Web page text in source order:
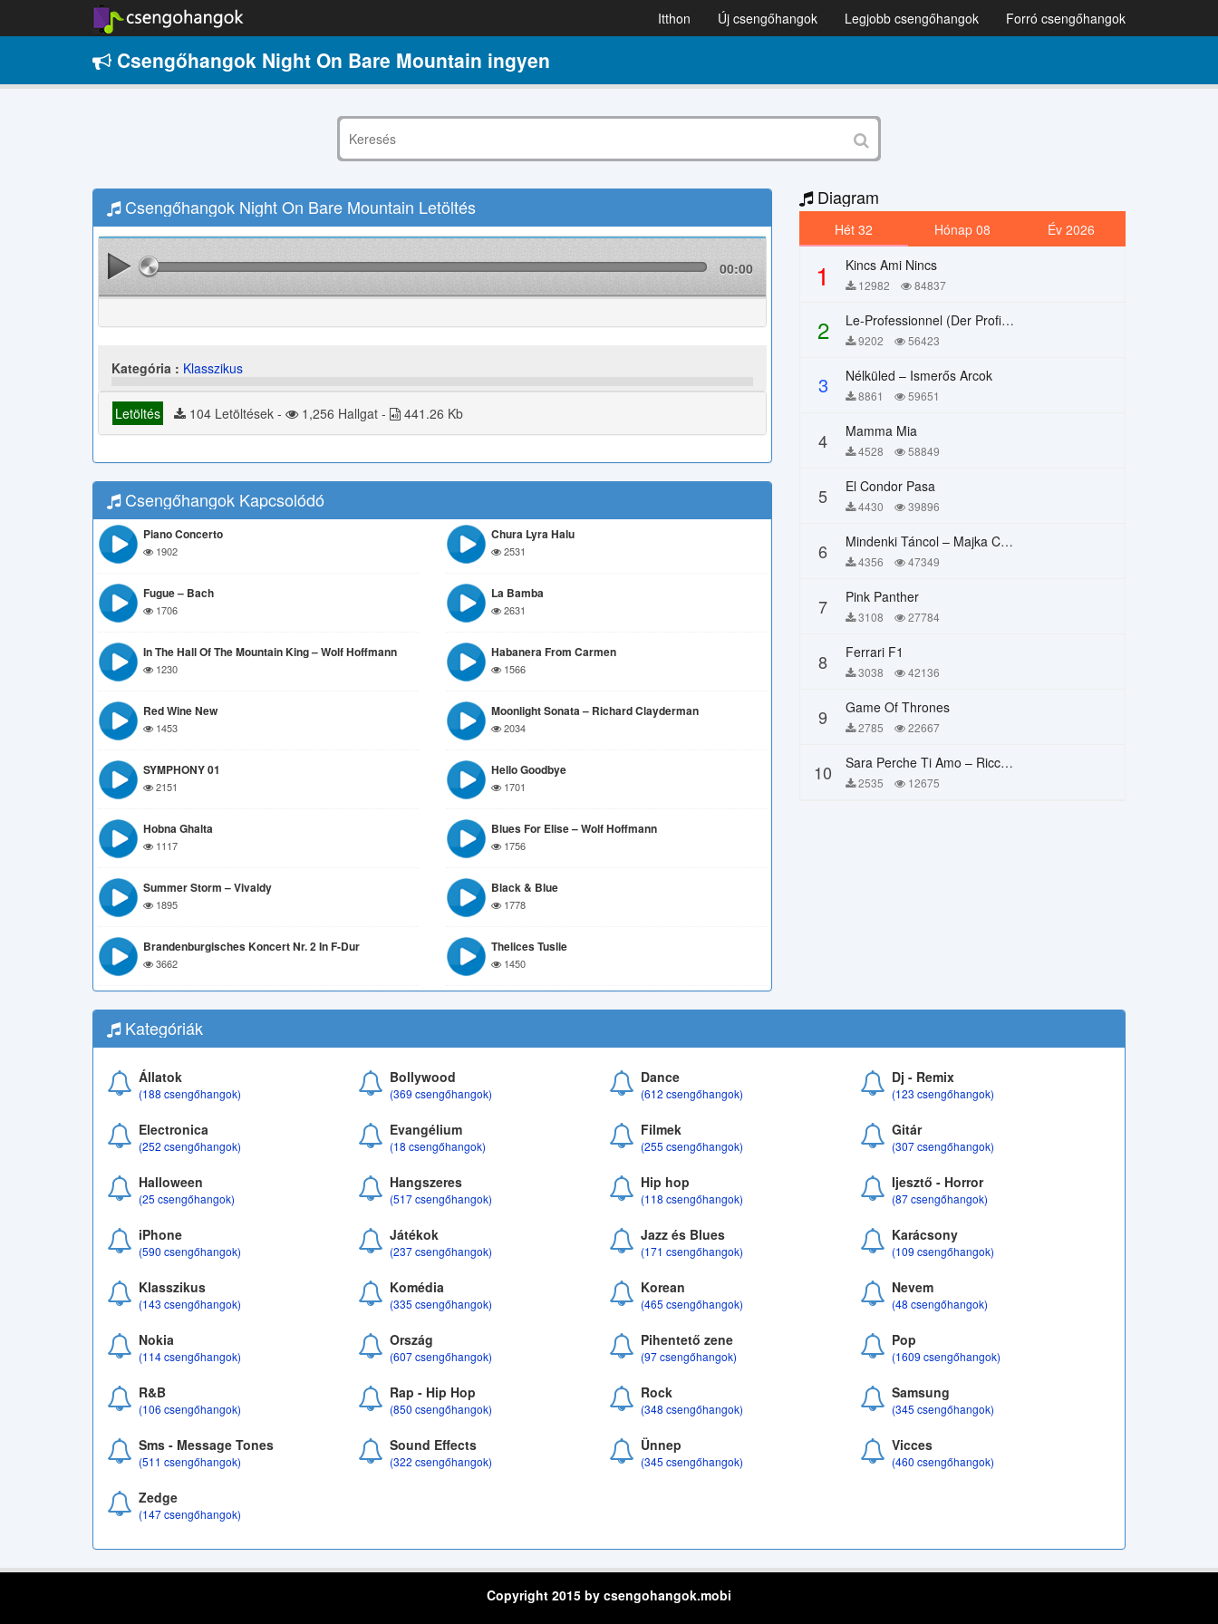
Itthon Új csengőhangok Legjobb csengőhangok Forró csengőhangok
Csengőhangok Night On Bare Mountain ingyen
Csengőhangok Night On Bare Mountain Letöltés
00:00
Kategória : Klasszikus
Letöltés 104 Letöltések - 1,256 Hallgat - 441.26 Kb
Csengőhangok Kapcsolódó
Piano Concerto
1902
Chura Lyra Halu
2531
Fugue – Bach
1706
La Bamba
2631
In The Hall Of The Mountain King – Wolf Hoffmann
1230
Habanera From Carmen
1566
Red Wine New
1453
Moonlight Sonata – Richard Clayderman
2034
SYMPHONY 01
2151
Hello Goodbye
1701
Hobna Ghalta
1117
Blues For Elise – Wolf Hoffmann
1756
Summer Storm – Vivaldy
1895
Black & Blue
1778
Brandenburgisches Koncert Nr. 2 In F-Dur
3662
Thelices Tuslie
1450
Diagram
Hét 32 Hónap 08 Év 2026
1 Kincs Ami Nincs
12982 84837
2 Le-Professionnel (Der Profi) – Chi Mai
9202 56423
3 Nélküled – Ismerős Arcok
8861 59651
4 Mamma Mia
4528 58849
5 El Condor Pasa
4430 39896
6 Mindenki Táncol – Majka Curtis, Péter Majoros
4356 47349
7 Pink Panther
3108 27784
8 Ferrari F1
3038 42136
9 Game Of Thrones
2785 22667
10 Sara Perche Ti Amo – Ricchi E Poveri
2535 12675
Kategóriák
Állatok
(188 csengőhangok)
Bollywood
(369 csengőhangok)
Dance
(612 csengőhangok)
Dj - Remix
(123 csengőhangok)
Electronica
(252 csengőhangok)
Evangélium
(18 csengőhangok)
Filmek
(255 csengőhangok)
Gitár
(307 csengőhangok)
Halloween
(25 csengőhangok)
Hangszeres
(517 csengőhangok)
Hip hop
(118 csengőhangok)
Ijesztő - Horror
(87 csengőhangok)
iPhone
(590 csengőhangok)
Játékok
(237 csengőhangok)
Jazz és Blues
(171 csengőhangok)
Karácsony
(109 csengőhangok)
Klasszikus
(143 csengőhangok)
Komédia
(335 csengőhangok)
Korean
(465 csengőhangok)
Nevem
(48 csengőhangok)
Nokia
(114 csengőhangok)
Ország
(607 csengőhangok)
Pihentető zene
(97 csengőhangok)
Pop
(1609 csengőhangok)
R&B
(106 csengőhangok)
Rap - Hip Hop
(850 csengőhangok)
Rock
(348 csengőhangok)
Samsung
(345 csengőhangok)
Sms - Message Tones
(511 csengőhangok)
Sound Effects
(322 csengőhangok)
Ünnep
(345 csengőhangok)
Vicces
(460 csengőhangok)
Zedge
(147 csengőhangok)
Copyright 2015 by csengohangok.mobi